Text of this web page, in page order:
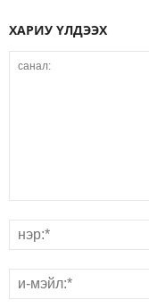
ХАРИУ ҮЛДЭЭХ